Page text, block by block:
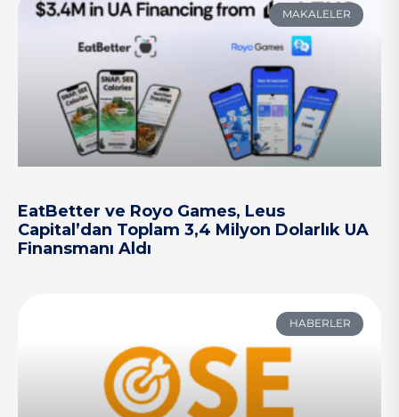
MAKALELER
EatBetter ve Royo Games, Leus
Capital’dan Toplam 3,4 Milyon Dolarlık UA
Finansmanı Aldı
HABERLER